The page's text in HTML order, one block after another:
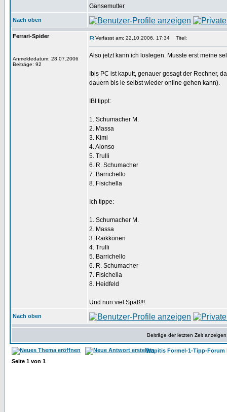
Gänsemutter
Nach oben
Ferrari-Spider
Anmeldedatum: 28.07.2006
Beiträge: 92
Verfasst am: 22.10.2006, 17:34 Titel:
Also jetzt kann ich loslegen. Musste erst meine
Ibis PC ist kaputt, genauer gesagt der Rechner,
dauern bis ie selbst wieder online gehen kann).
IBI tippt:
1. Schumacher M.
2. Massa
3. Kimi
4. Alonso
5. Trulli
6. R. Schumacher
7. Barrichello
8. Fisichella
Ich tippe:
1. Schumacher M.
2. Massa
3. Raikkönen
4. Trulli
5. Barrichello
6. R. Schumacher
7. Fisichella
8. Heidfeld
Und nun viel Spaß!!!
Nach oben
Beiträge der letzten Zeit
Wapitis Formel-1-Tipp-Forum
Seite 1 von 1